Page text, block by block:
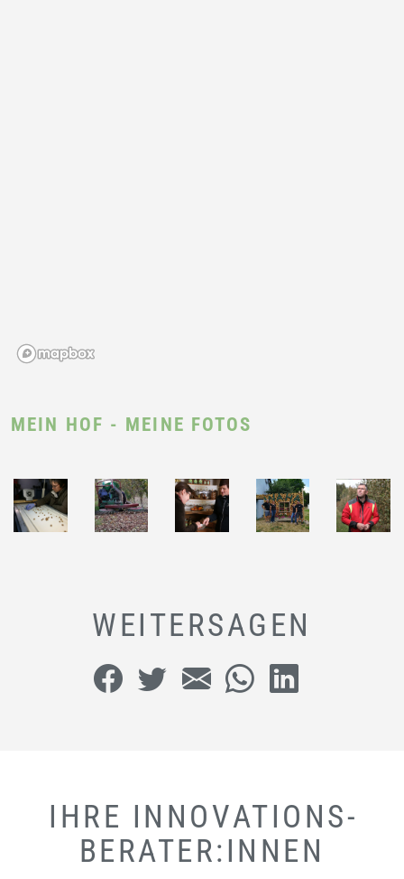
MEIN HOF - MEINE FOTOS
WEITERSAGEN
IHRE INNOVATIONS­
BERATER:INNEN